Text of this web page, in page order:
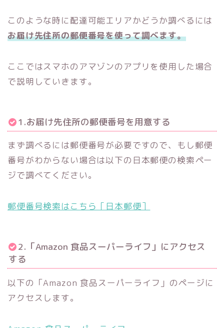
このような時に配達可能エリアかどうか調べるには
お届け先住所の郵便番号を使って調べます。
ここではスマホのアマゾンのアプリを使用した場合
で説明していきます。
1.お届け先住所の郵便番号を用意する
まず調べるには郵便番号が必要ですので、もし郵便
番号がわからない場合は以下の日本郵便の検索ペー
ジで調べてください。
郵便番号検索はこちら［日本郵便］
2.「Amazon 食品スーパーライフ」にアクセス
する
以下の「Amazon 食品スーパーライフ」のページに
アクセスします。